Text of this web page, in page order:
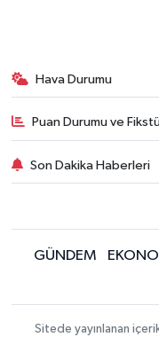
Hava Durumu
Puan Durumu ve
Son Dakika Haberleri
GÜNDEM
Sitede yayınlanan